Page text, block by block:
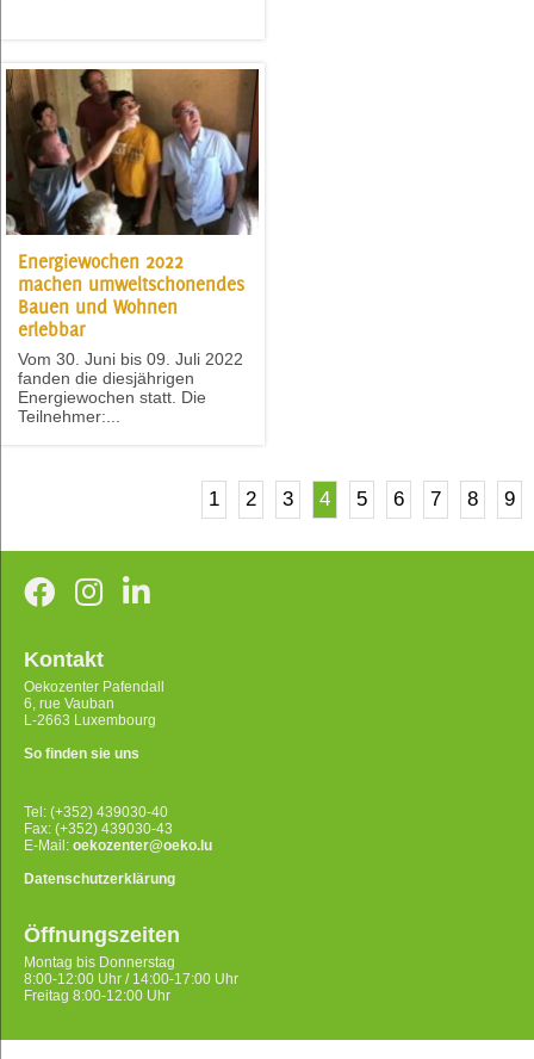
Energiewochen 2022
machen umweltschonendes
Bauen und Wohnen
erlebbar
Vom 30. Juni bis 09. Juli 2022
fanden die diesjährigen
Energiewochen statt. Die
Teilnehmer:...
1 2 3 4 5 6 7 8 9
Kontakt
Oekozenter Pafendall
6, rue Vauban
L-2663 Luxembourg
So finden sie uns
Tel: (+352) 439030-40
Fax: (+352) 439030-43
E-Mail: oekozenter@oeko.lu
Datenschutzerklärung
Öffnungszeiten
Montag bis Donnerstag
8:00-12:00 Uhr / 14:00-17:00 Uhr
Freitag 8:00-12:00 Uhr